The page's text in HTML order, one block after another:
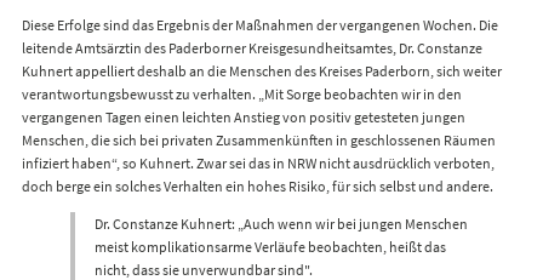
Diese Erfolge sind das Ergebnis der Maßnahmen der vergangenen Wochen. Die
leitende Amtsärztin des Paderborner Kreisgesundheitsamtes, Dr. Constanze
Kuhnert appelliert deshalb an die Menschen des Kreises Paderborn, sich weiter
verantwortungsbewusst zu verhalten. „Mit Sorge beobachten wir in den
vergangenen Tagen einen leichten Anstieg von positiv getesteten jungen
Menschen, die sich bei privaten Zusammenkünften in geschlossenen Räumen
infiziert haben“, so Kuhnert. Zwar sei das in NRW nicht ausdrücklich verboten,
doch berge ein solches Verhalten ein hohes Risiko, für sich selbst und andere.
Dr. Constanze Kuhnert: „Auch wenn wir bei jungen Menschen
meist komplikationsarme Verläufe beobachten, heißt das
nicht, dass sie unverwundbar sind".